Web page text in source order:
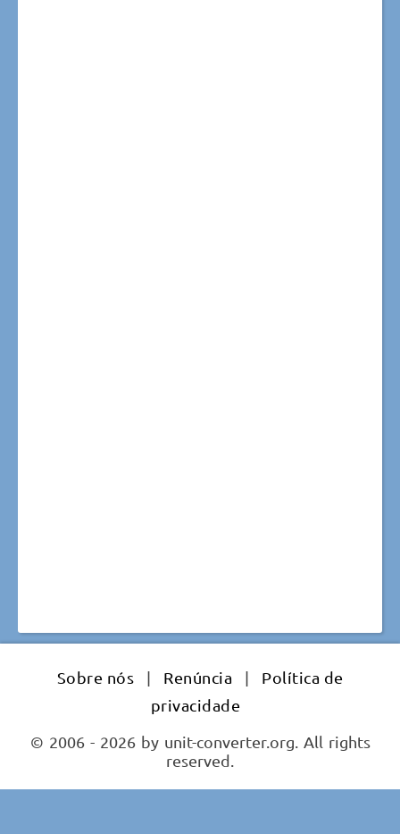
Sobre nós | Renúncia |
Política de
privacidade
© 2006 - 2026 by unit-converter.org. All rights
reserved.